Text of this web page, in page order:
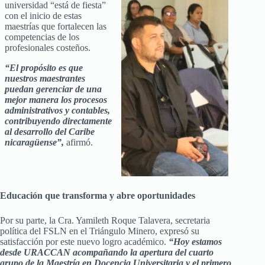
universidad “está de fiesta”
con el inicio de estas
maestrías que fortalecen las
competencias de los
profesionales costeños.
“El propósito es que
nuestros maestrantes
puedan gerenciar de una
mejor manera los procesos
administrativos y contables,
contribuyendo directamente
al desarrollo del Caribe
nicaragüense”, afirmó.
Educación que transforma y abre oportunidades
Por su parte, la Cra. Yamileth Roque Talavera, secretaria
política del FSLN en el Triángulo Minero, expresó su
satisfacción por este nuevo logro académico. “Hoy estamos
desde URACCAN acompañando la apertura del cuarto